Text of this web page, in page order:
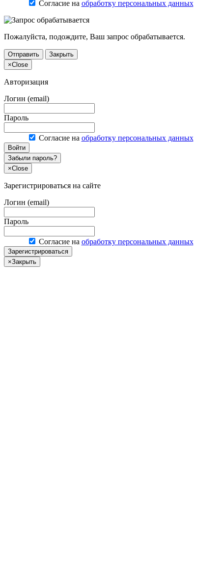
Согласие на обработку персональных данных
Пожалуйста, подождите, Ваш запрос обрабатывается.
Отправить
Закрыть
×Close
Авторизация
Логин (email)
Пароль
Согласие на обработку персональных данных
Войти
Забыли пароль?
×Close
Зарегистрироваться на сайте
Логин (email)
Пароль
Согласие на обработку персональных данных
Зарегистрироваться
×Закрыть